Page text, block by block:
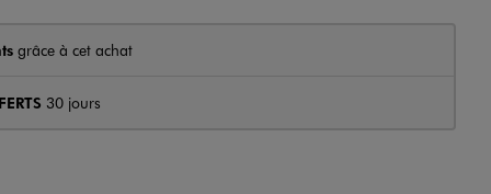
grâce à cet achat
30 jours